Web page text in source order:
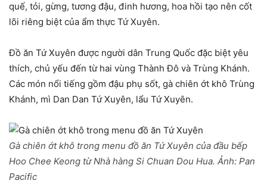
quế, tỏi, gừng, tương đậu, đinh hương, hoa hồi tạo nên cốt
lõi riêng biệt của ẩm thực Tứ Xuyên.
Đồ ăn Tứ Xuyên được người dân Trung Quốc đặc biệt yêu
thích, chủ yếu đến từ hai vùng Thành Đô và Trùng Khánh.
Các món nổi tiếng gồm đậu phụ sốt, gà chiên ớt khô Trùng
Khánh, mì Dan Dan Tứ Xuyên, lẩu Tứ Xuyên.
Gà chiên ớt khô trong menu đồ ăn Tứ Xuyên của đầu bếp
Hoo Chee Keong từ Nhà hàng Si Chuan Dou Hua. Ảnh: Pan
Pacific